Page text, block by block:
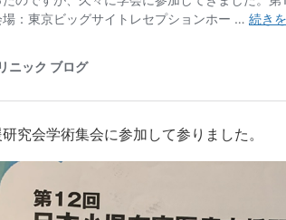
究会学術集会に参加して参りました。